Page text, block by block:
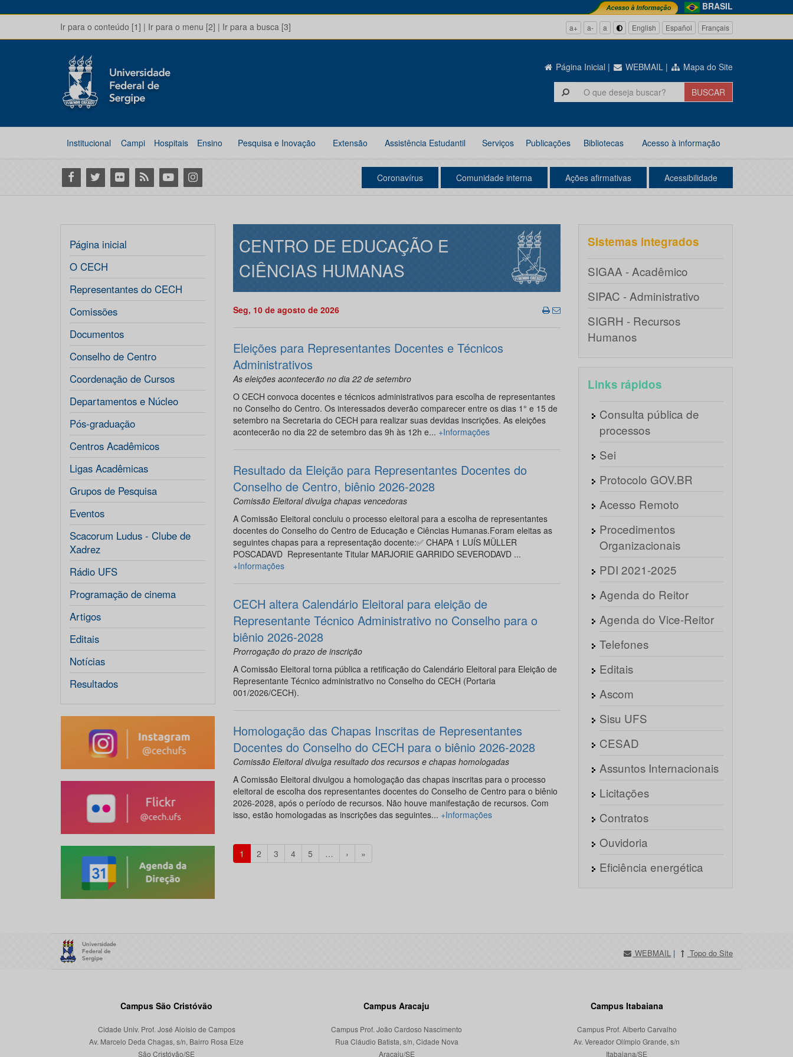
BRASIL
Ir para o conteúdo [1] | Ir para o menu [2] | Ir para a busca [3] a+ a- a English Español Français
Página Inicial | WEBMAIL | Mapa do Site
Institucional Campi Hospitais Ensino Pesquisa e Inovação Extensão Assistência Estudantil Serviços Publicações Bibliotecas Acesso à informação
Facebook
Twitter Flickr RSS YoutubeInstagram Coronavírus Comunidade interna Ações afirmativas Acessibilidade
Página inicial
O CECH
Representantes do CECH
Comissões
Documentos
Conselho de Centro
Coordenação de Cursos
Departamentos e Núcleo
Pós-graduação
Centros Acadêmicos
Ligas Acadêmicas
Grupos de Pesquisa
Eventos
Scacorum Ludus - Clube de
Xadrez
Rádio UFS
Programação de cinema
Artigos
Editais
Notícias
Resultados
CENTRO DE EDUCAÇÃO E
CIÊNCIAS HUMANAS
Seg, 10 de agosto de 2026
Eleições para Representantes Docentes e Técnicos
Administrativos
As eleições acontecerão no dia 22 de setembro
O CECH convoca docentes e técnicos administrativos para escolha de representantes
no Conselho do Centro. Os interessados deverão comparecer entre os dias 1° e 15 de
setembro na Secretaria do CECH para realizar suas devidas inscrições. As eleições
acontecerão no dia 22 de setembro das 9h às 12h e... +Informações
Resultado da Eleição para Representantes Docentes do
Conselho de Centro, biênio 2026-2028
Comissão Eleitoral divulga chapas vencedoras
A Comissão Eleitoral concluiu o processo eleitoral para a escolha de representantes
docentes do Conselho do Centro de Educação e Ciências Humanas.Foram eleitas as
seguintes chapas para a representação docente:✅ CHAPA 1 LUÍS MÜLLER
POSCADAVD Representante Titular MARJORIE GARRIDO SEVERODAVD ...
+Informações
CECH altera Calendário Eleitoral para eleição de
Representante Técnico Administrativo no Conselho para o
biênio 2026-2028
Prorrogação do prazo de inscrição
A Comissão Eleitoral torna pública a retificação do Calendário Eleitoral para Eleição de
Representante Técnico administrativo no Conselho do CECH (Portaria
001/2026/CECH).
Homologação das Chapas Inscritas de Representantes
Docentes do Conselho do CECH para o biênio 2026-2028
Comissão Eleitoral divulga resultado dos recursos e chapas homologadas
A Comissão Eleitoral divulgou a homologação das chapas inscritas para o processo
eleitoral de escolha dos representantes docentes do Conselho de Centro para o biênio
2026-2028, após o período de recursos. Não houve manifestação de recursos. Com
isso, estão homologadas as inscrições das seguintes... +Informações
1 2 3 4 5 … › »
Sistemas integrados
SIGAA - Acadêmico
SIPAC - Administrativo
SIGRH - Recursos
Humanos
Links rápidos
Consulta pública de
processos
Sei
Protocolo GOV.BR
Acesso Remoto
Procedimentos
Organizacionais
PDI 2021-2025
Agenda do Reitor
Agenda do Vice-Reitor
Telefones
Editais
Ascom
Sisu UFS
CESAD
Assuntos Internacionais
Licitações
Contratos
Ouvidoria
Eficiência energética
WEBMAIL | Topo do Site
Campus São Cristóvão
Cidade Univ. Prof. José Aloísio de Campos
Av. Marcelo Deda Chagas, s/n, Bairro Rosa Elze
São Cristóvão/SE
Campus Aracaju
Campus Prof. João Cardoso Nascimento
Rua Cláudio Batista, s/n, Cidade Nova
Aracaju/SE
Campus Itabaiana
Campus Prof. Alberto Carvalho
Av. Vereador Olímpio Grande, s/n
Itabaiana/SE